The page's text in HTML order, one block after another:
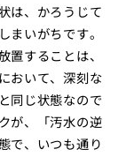
は、かろうじて
いがちです。
することは、
おいて、深刻な
同じ状態なので
が、「汚水の逆
で、いつも通り